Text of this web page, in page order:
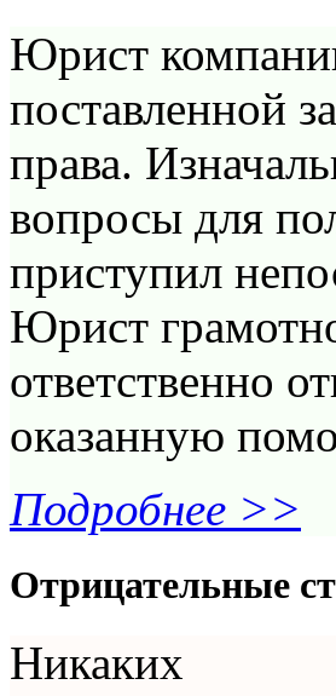
Юрист
поставленной
права.
вопросы для
приступил
Юрист
ответственно
оказанную
Подробнее >>
Отрицательные
Никаких